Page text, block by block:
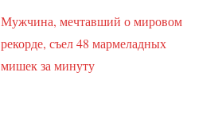
Мужчина, мечтавший о мировом
рекорде, съел 48 мармеладных
мишек за минуту